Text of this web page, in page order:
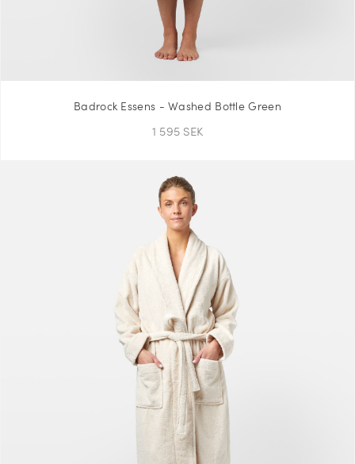
Badrock Essens - Washed Bottle Green
1 595 SEK